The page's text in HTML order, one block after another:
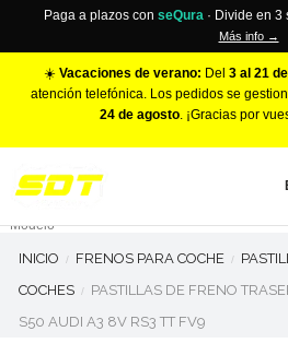
Paga a plazos con seQura · Divide en
Más info →
☀️ Vacaciones de verano: Del 3 al 21
atención telefónica. Los pedidos se
24 de agosto. ¡Gracias por
Make
Modelo
INICIO FRENOS PARA COCHE
COCHES
PASTILLAS DE FRENO
S50 AUDI A3 8V RS3 TT FV9